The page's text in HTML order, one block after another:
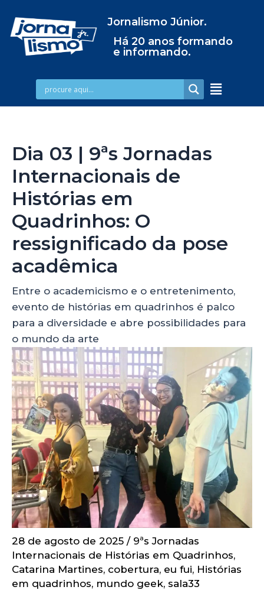
Jornalismo Júnior.
Há 20 anos formando
e informando.
Dia 03 | 9ªs Jornadas
Internacionais de
Histórias em
Quadrinhos: O
ressignificado da pose
acadêmica
Entre o academicismo e o entretenimento,
evento de histórias em quadrinhos é palco
para a diversidade e abre possibilidades para
o mundo da arte
28 de agosto de 2025 / 9ªs Jornadas
Internacionais de Histórias em Quadrinhos,
Catarina Martines, cobertura, eu fui, Histórias
em quadrinhos, mundo geek, sala33